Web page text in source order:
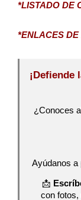
*LISTADO DE
*ENLACES DE
¡Defiende
¿Conoces
Ayúdanos a
📩
con fotos,